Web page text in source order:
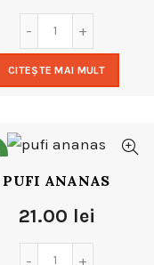
CITEȘTE MAI MULT
PUFI ANANAS
21.00 lei